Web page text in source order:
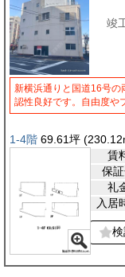
竣
新横浜通りと国道16号の
認性良好です。自由度や
1-4階 69.61坪 (230.12
賃
保
礼
入居
検